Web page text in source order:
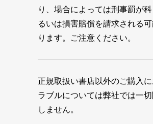
り、場合によっては刑事罰が
るいは損害賠償を請求される
ります。ご注意ください。
正規取扱い書店以外のご購入に
ラブルについては弊社では一
しません。